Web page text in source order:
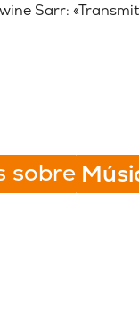
Sarr:
sobre